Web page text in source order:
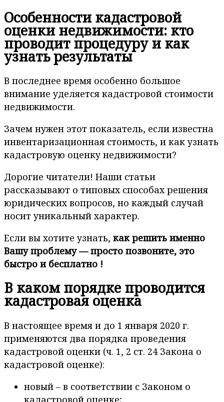
Особенности кадастровой
оценки недвижимости: кто
проводит процедуру и как
узнать результаты
В последнее время особенно большое
внимание уделяется кадастровой стоимости
недвижимости.
Зачем нужен этот показатель, если известна
инвентаризационная стоимость, и как узнать
кадастровую оценку недвижимости?
Дорогие читатели! Наши статьи
рассказывают о типовых способах решения
юридических вопросов, но каждый случай
носит уникальный характер.
Если вы хотите узнать, как решить именно
Вашу проблему — просто позвоните, это
быстро и бесплатно !
В каком порядке проводится
кадастровая оценка
В настоящее время и до 1 января 2020 г.
применяются два порядка проведения
кадастровой оценки (ч. 1, 2 ст. 24 Закона о
кадастровой оценке):
новый – в соответствии с Законом о
кадастровой оценке;